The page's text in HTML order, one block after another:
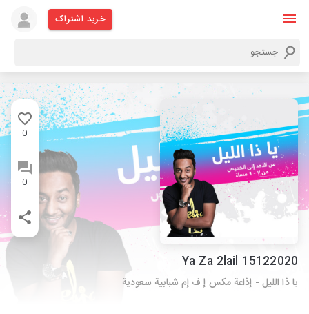
خرید اشتراک
0
0
Ya Za 2lail 15122020
يا ذا الليل - إذاعة مكس إ ف إم شبابية سعودية